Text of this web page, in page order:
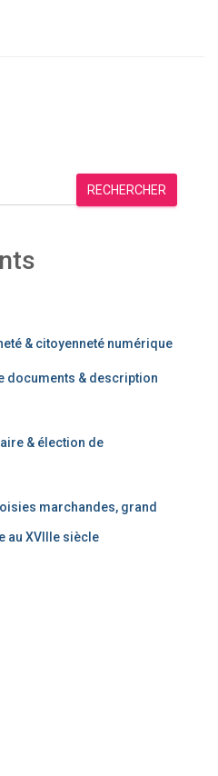
RECHERCHER
& citoyenneté numérique
documents & description
& élection de
marchandes, grand
au XVIIIe siècle